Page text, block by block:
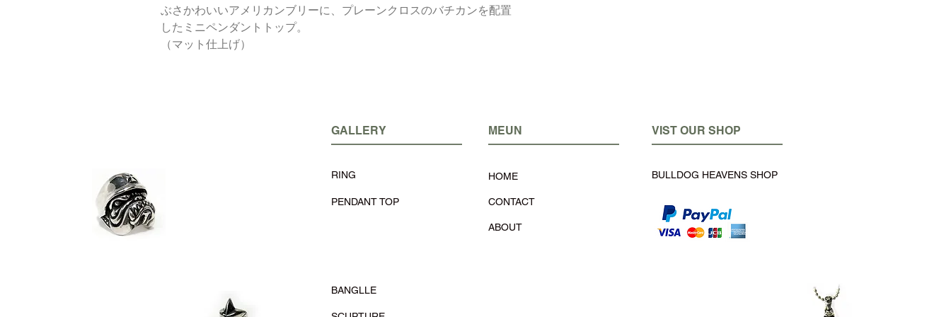
ぶさかわいいアメリカンブリーに、プレーンクロスのバチカンを配置
したミニペンダントトップ。
（マット仕上げ）
GALLERY MEUN
HOME
CONTACT
ABOUT
RING
PENDANT TOP
BANGLLE
VIST OUR SHOP
BULLDOG HEAVENS SHOP